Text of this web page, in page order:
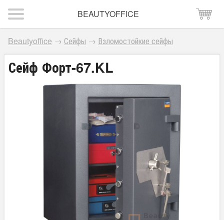
BEAUTYOFFICE
Beautyoffice → Сейфы → Взломостойкие сейфы
Сейф Форт-67.KL